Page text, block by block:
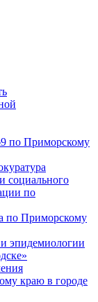
по Приморскому
социального
по
по Приморскому
эпидемиологии
краю в городе